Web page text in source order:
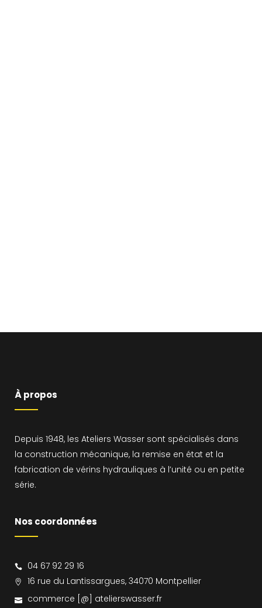
À propos
Depuis 1948, les Ateliers Wasser sont spécialisés dans
la construction mécanique, la remise en état et la
fabrication de vérins hydrauliques à l’unité ou en petite
série.
Nos coordonnées
04 67 92 29 16
16 rue du Lantissargues, 34070 Montpellier
commerce [@] atelierswasser.fr